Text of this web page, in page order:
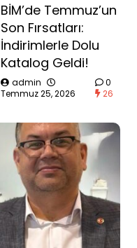
BİM’de Temmuz’un
Son Fırsatları:
İndirimlerle Dolu
Katalog Geldi!
admin
Temmuz 25, 2026
0
26